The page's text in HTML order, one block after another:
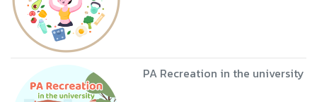
PA Recreation in the university